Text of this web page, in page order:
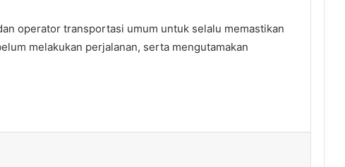
operator transportasi umum untuk selalu memastikan
melakukan perjalanan, serta mengutamakan